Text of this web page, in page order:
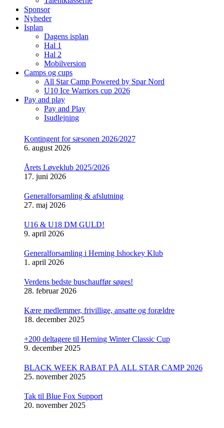
Sponsor
Nyheder
Isplan
Dagens isplan
Hal 1
Hal 2
Mobilversion
Camps og cups
All Star Camp Powered by Spar Nord
U10 Ice Warriors cup 2026
Pay and play
Pay and Play
Isudlejning
Kontingent for sæsonen 2026/2027
6. august 2026
Årets Løveklub 2025/2026
17. juni 2026
Generalforsamling & afslutning
27. maj 2026
U16 & U18 DM GULD!
9. april 2026
Generalforsamling i Herning Ishockey Klub
1. april 2026
Verdens bedste buschauffør søges!
28. februar 2026
Kære medlemmer, frivillige, ansatte og forældre
18. december 2025
+200 deltagere til Herning Winter Classic Cup
9. december 2025
BLACK WEEK RABAT PÅ ALL STAR CAMP 2026
25. november 2025
Tak til Blue Fox Support
20. november 2025